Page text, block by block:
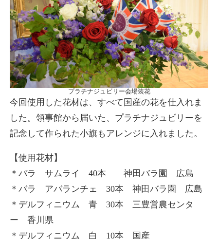
プラチナジュビリー会場装花
今回使用した花材は、すべて国産の花を仕入れま
した。領事館から届いた、プラチナジュビリーを
記念して作られた小旗もアレンジに入れました。
【使用花材】
＊バラ サムライ 40本 神田バラ園 広島
＊バラ アバランチェ 30本 神田バラ園 広島
＊デルフィニウム 青 30本 三豊営農センタ
ー 香川県
＊デルフィニウム 白 10本 国産